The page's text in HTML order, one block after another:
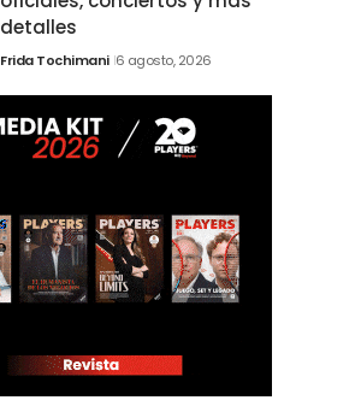
detalles
Frida Tochimani 6 agosto, 2026